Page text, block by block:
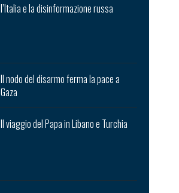
l’Italia e la disinformazione russa
Il nodo del disarmo ferma la pace a
Gaza
Il viaggio del Papa in Libano e Turchia